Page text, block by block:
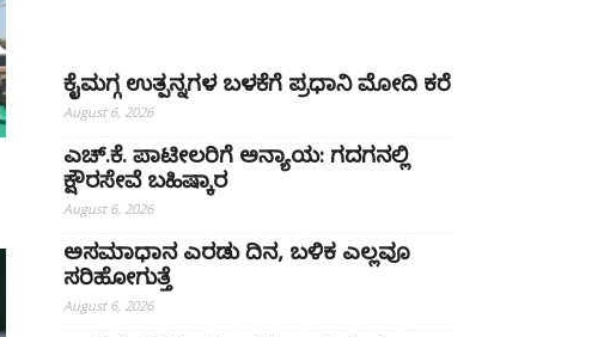
ಕೈಮಗ್ಗ ಉತ್ಪನ್ನಗಳ ಬಳಕೆಗೆ ಪ್ರಧಾನಿ ಮೋದಿ ಕರೆ
August 6, 2026
ಎಚ್‌.ಕೆ. ಪಾಟೀಲರಿಗೆ ಅನ್ಯಾಯ: ಗದಗನಲ್ಲಿ
ಕ್ಷೌರಸೇವೆ ಬಹಿಷ್ಕಾರ
August 6, 2026
ಅಸಮಾಧಾನ ಎರಡು ದಿನ, ಬಳಿಕ ಎಲ್ಲವೂ
ಸರಿಹೋಗುತ್ತೆ
August 6, 2026